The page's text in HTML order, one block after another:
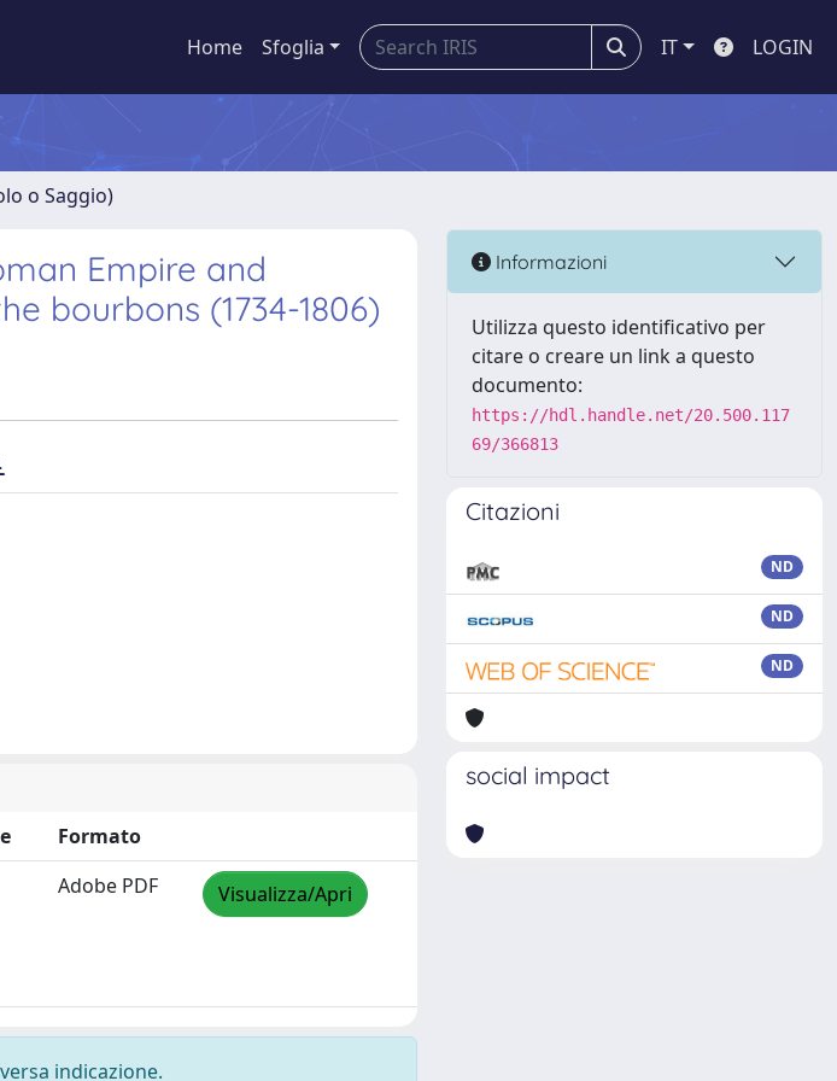
Home Sfoglia IT LOGIN
o Saggio)
Empire and
bourbons (1734-1806)
Formato
Adobe PDF Visualizza/Apri
indicazione.
Informazioni
Utilizza questo identificativo per
citare o creare un link a questo
documento:
https://hdl.handle.net/20.500.117
69/366813
Citazioni
ND
ND
ND
social impact